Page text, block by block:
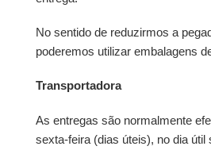
No sentido de reduzirmos a
poderemos utilizar embalagens
Transportadora
As entregas são normalmente
sexta-feira (dias úteis), no dia útil